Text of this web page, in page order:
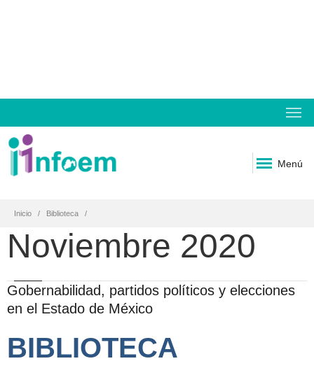
Menú
Inicio Biblioteca
Noviembre 2020
Gobernabilidad, partidos políticos y elecciones
en el Estado de México
BIBLIOTECA